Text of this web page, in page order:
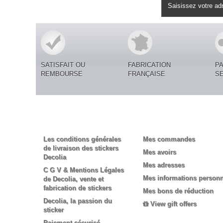
SATISFAIT OU
REMBOURSE
FABRICATION
FRANÇAISE
Les conditions générales
de livraison des stickers
Decolia
C G V & Mentions Légales
de Decolia, vente et
fabrication de stickers
Decolia, la passion du
sticker
Mes commandes
Mes avoirs
Mes adresses
Mes informations
Mes bons de réduction
View gift offers